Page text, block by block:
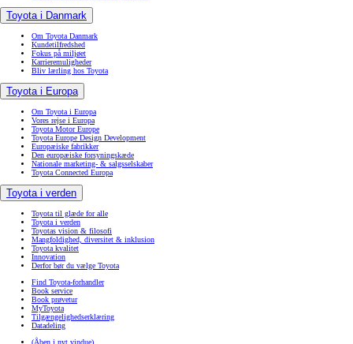
Toyota i Danmark
Om Toyota Danmark
Kundetilfredshed
Fokus på miljøet
Karrieremuligheder
Bliv lærling hos Toyota
Toyota i Europa
Om Toyota i Europa
Vores rejse i Europa
Toyota Motor Europe
Toyota Europe Design Development
Europæiske fabrikker
Den europæiske forsyningskæde
Nationale marketing- & salgsselskaber
Toyota Connected Europa
Toyota i verden
Toyota til glæde for alle
Toyota i verden
Toyotas vision & filosofi
Mangfoldighed, diversitet & inklusion
Toyota kvalitet
Innovation
Derfor bør du vælge Toyota
Find Toyota-forhandler
Book service
Book prøvetur
MyToyota
Tilgængelighedserklæring
Datadeling
(Åben i nyt vindue)